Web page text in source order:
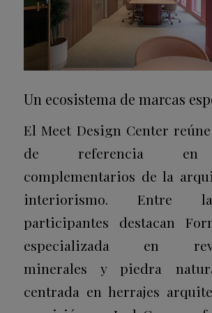
Un ecosistema de marcas
El Meet Design Center
de referencia en
complementarios de la
interiorismo. Entre
participantes destacan
especializada en
minerales y piedra
centrada en herrajes